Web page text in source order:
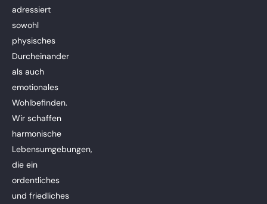
adressiert
sowohl
physisches
Durcheinander
als auch
emotionales
Wohlbefinden.
Wir schaffen
harmonische
Lebensumgebungen,
die ein
ordentliches
und friedliches